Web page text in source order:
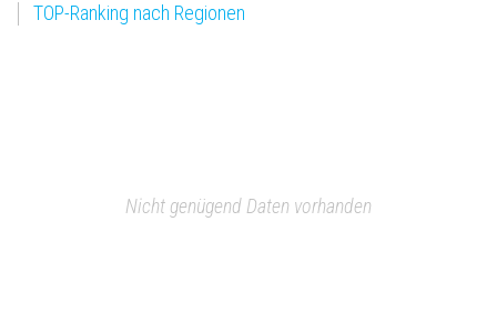
TOP-Ranking nach Regionen
Nicht genügend Daten vorhanden